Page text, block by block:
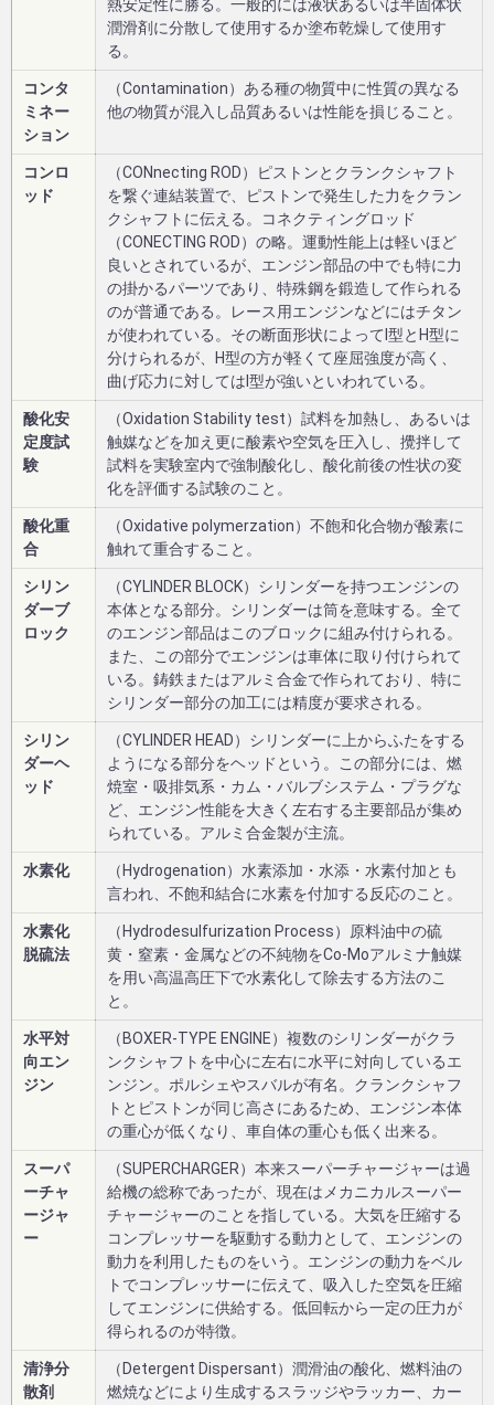
熱安定性に勝る。一般的には液状あるいは半固体状
潤滑剤に分散して使用するか塗布乾燥して使用す
る。
コンタ
ミネー
ション
（Contamination）ある種の物質中に性質の異なる
他の物質が混入し品質あるいは性能を損じること。
コンロ
ッド
（CONnecting ROD）ピストンとクランクシャフト
を繋ぐ連結装置で、ピストンで発生した力をクラン
クシャフトに伝える。コネクティングロッド
（CONECTING ROD）の略。運動性能上は軽いほど
良いとされているが、エンジン部品の中でも特に力
の掛かるパーツであり、特殊鋼を鍛造して作られる
のが普通である。レース用エンジンなどにはチタン
が使われている。その断面形状によってI型とH型に
分けられるが、H型の方が軽くて座屈強度が高く、
曲げ応力に対してはI型が強いといわれている。
酸化安
定度試
験
（Oxidation Stability test）試料を加熱し、あるいは
触媒などを加え更に酸素や空気を圧入し、攪拌して
試料を実験室内で強制酸化し、酸化前後の性状の変
化を評価する試験のこと。
酸化重
合
（Oxidative polymerzation）不飽和化合物が酸素に
触れて重合すること。
シリン
ダーブ
ロック
（CYLINDER BLOCK）シリンダーを持つエンジンの
本体となる部分。シリンダーは筒を意味する。全て
のエンジン部品はこのブロックに組み付けられる。
また、この部分でエンジンは車体に取り付けられて
いる。鋳鉄またはアルミ合金で作られており、特に
シリンダー部分の加工には精度が要求される。
シリン
ダーヘ
ッド
（CYLINDER HEAD）シリンダーに上からふたをする
ようになる部分をヘッドという。この部分には、燃
焼室・吸排気系・カム・バルブシステム・プラグな
ど、エンジン性能を大きく左右する主要部品が集め
られている。アルミ合金製が主流。
水素化
（Hydrogenation）水素添加・水添・水素付加とも
言われ、不飽和結合に水素を付加する反応のこと。
水素化
脱硫法
（Hydrodesulfurization Process）原料油中の硫
黄・窒素・金属などの不純物をCo-Moアルミナ触媒
を用い高温高圧下で水素化して除去する方法のこ
と。
水平対
向エン
ジン
（BOXER-TYPE ENGINE）複数のシリンダーがクラ
ンクシャフトを中心に左右に水平に対向しているエ
ンジン。ポルシェやスバルが有名。クランクシャフ
トとピストンが同じ高さにあるため、エンジン本体
の重心が低くなり、車自体の重心も低く出来る。
スーパ
ーチャ
ージャ
ー
（SUPERCHARGER）本来スーパーチャージャーは過
給機の総称であったが、現在はメカニカルスーパー
チャージャーのことを指している。大気を圧縮する
コンプレッサーを駆動する動力として、エンジンの
動力を利用したものをいう。エンジンの動力をベル
トでコンプレッサーに伝えて、吸入した空気を圧縮
してエンジンに供給する。低回転から一定の圧力が
得られるのが特徴。
清浄分
散剤
（Detergent Dispersant）潤滑油の酸化、燃料油の
燃焼などにより生成するスラッジやラッカー、カー